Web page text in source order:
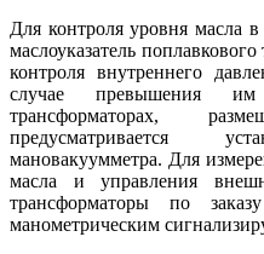
Для контроля уровня масла
маслоуказатель
контроля внутреннего
случае превышения
трансформаторах,
предусматривается
мановакуумметра. Для
масла и управления
трансформаторы по
манометрическим